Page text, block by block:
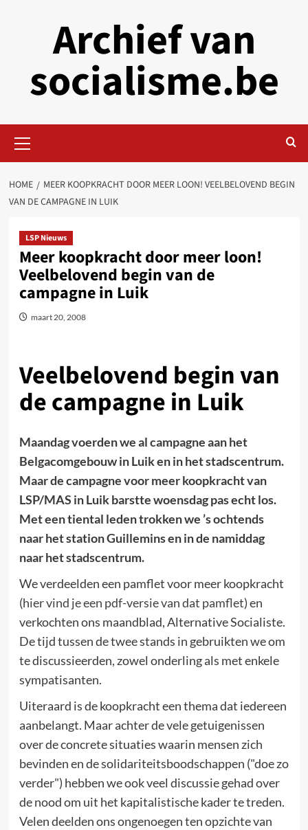
Archief van
socialisme.be
Menu
HOME
MEER KOOPKRACHT DOOR MEER LOON! VEELBELOVEND BEGIN
VAN DE CAMPAGNE IN LUIK
LSP Nieuws
Meer koopkracht door meer loon!
Veelbelovend begin van de
campagne in Luik
maart 20, 2008
Veelbelovend begin van
de campagne in Luik
Maandag voerden we al campagne aan het
Belgacomgebouw in Luik en in het stadscentrum.
Maar de campagne voor meer koopkracht van
LSP/MAS in Luik barstte woensdag pas echt los.
Met een tiental leden trokken we ’s ochtends
naar het station Guillemins en in de namiddag
naar het stadscentrum.
We verdeelden een pamflet voor meer koopkracht
(hier vind je een pdf-versie van dat pamflet) en
verkochten ons maandblad, Alternative Socialiste.
De tijd tussen de twee stands in gebruikten we om
te discussieerden, zowel onderling als met enkele
sympatisanten.
Uiteraard is de koopkracht een thema dat iedereen
aanbelangt. Maar achter de vele getuigenissen
over de concrete situaties waarin mensen zich
bevinden en de solidariteitsboodschappen ("doe zo
verder") hebben we ook veel discussie gehad over
de nood om uit het kapitalistische kader te treden.
Velen deelden ons ongenoegen ten opzichte van